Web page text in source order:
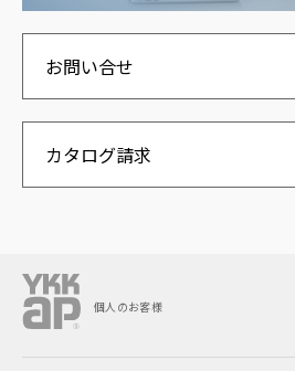
お問い合せ
カタログ請求
個人のお客様